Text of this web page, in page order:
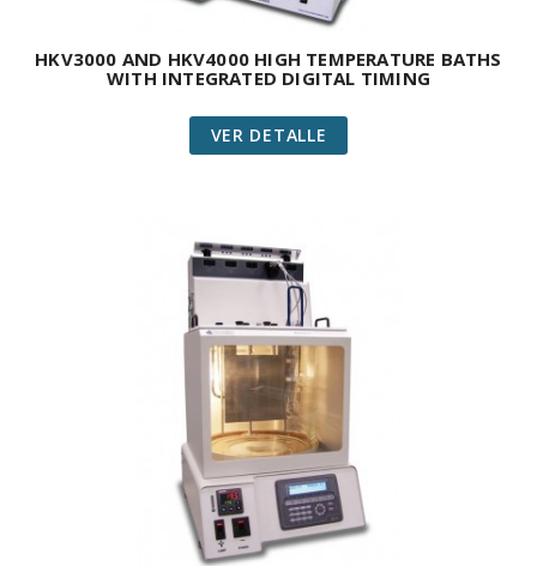
HKV3000 AND HKV4000 HIGH TEMPERATURE BATHS
WITH INTEGRATED DIGITAL TIMING
VER DETALLE